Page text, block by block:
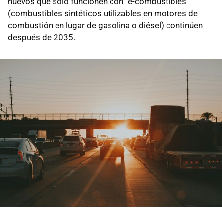
(combustibles sintéticos utilizables en motores de
combustión en lugar de gasolina o diésel) continúen
después de 2035.